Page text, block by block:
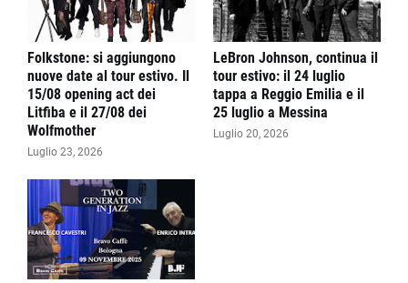
Folkstone: si aggiungono
nuove date al tour estivo. Il
15/08 opening act dei
Litfiba e il 27/08 dei
Wolfmother
Luglio 23, 2026
LeBron Johnson, continua il
tour estivo: il 24 luglio
tappa a Reggio Emilia e il
25 luglio a Messina
Luglio 20, 2026